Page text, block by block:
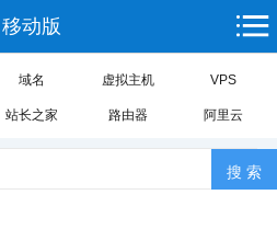
移动版
域名 虚拟主机 VPS
站长之家 路由器 阿里云